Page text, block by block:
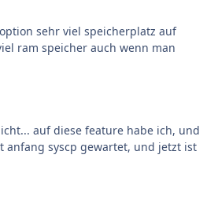
sehr viel speicherplatz auf
ram speicher auch wenn man
auf diese feature habe ich, und
anfang syscp gewartet, und jetzt ist